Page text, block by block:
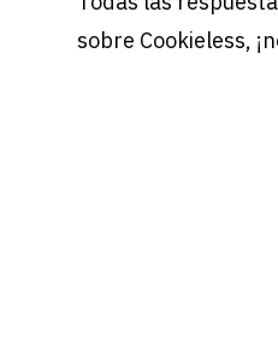
sobre Cookieless,